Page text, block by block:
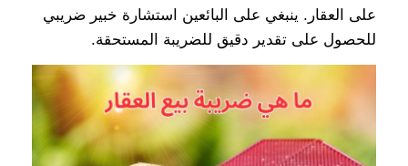
على العقار. ينبغي على البائعين استشارة خبير ضريبي
للحصول على تقدير دقيق للضريبة المستحقة.